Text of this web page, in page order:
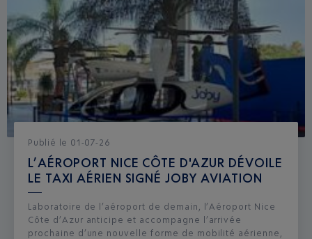
Publié le 01-07-26
L’AÉROPORT NICE CÔTE D'AZUR DÉVOILE
LE TAXI AÉRIEN SIGNÉ JOBY AVIATION
Laboratoire de l’aéroport de demain, l’Aéroport Nice
Côte d’Azur anticipe et accompagne l’arrivée
prochaine d’une nouvelle forme de mobilité aérienne,